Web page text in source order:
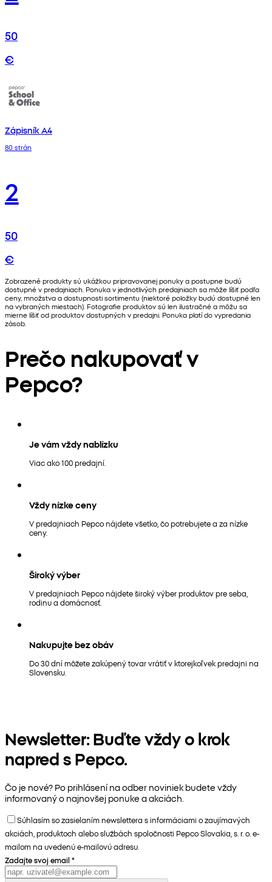
50
€
Zápisník A4
80 strán
2
50
€
Zobrazené produkty sú ukážkou pripravovanej ponuky a postupne budú
dostupné v predajniach. Ponuka v jednotlivých predajniach sa môže líšiť podľa
ceny, množstva a dostupnosti sortimentu (niektoré položky budú dostupné len
na vybraných miestach). Fotografie produktov sú len ilustračné a môžu sa
mierne líšiť od produktov dostupných v predajni. Ponuka platí do vypredania
zásob.
Prečo nakupovať v
Pepco?
Je vám vždy nablízku
Viac ako 100 predajní.
Vždy nízke ceny
V predajniach Pepco nájdete všetko, čo potrebujete a za nízke
ceny.
Široký výber
V predajniach Pepco nájdete široký výber produktov pre seba,
rodinu a domácnosť.
Nakupujte bez obáv
Do 30 dní môžete zakúpený tovar vrátiť v ktorejkoľvek predajni na
Slovensku.
Newsletter: Buďte vždy o krok
napred s Pepco.
Čo je nové? Po prihlásení na odber noviniek budete vždy
informovaný o najnovšej ponuke a akciách.
Súhlasím so zasielaním newslettera s informáciami o zaujímavých
akciách, produktoch alebo službách spoločnosti Pepco Slovakia, s. r. o. e-
mailom na uvedenú e-mailovú adresu.
Zadajte svoj email *